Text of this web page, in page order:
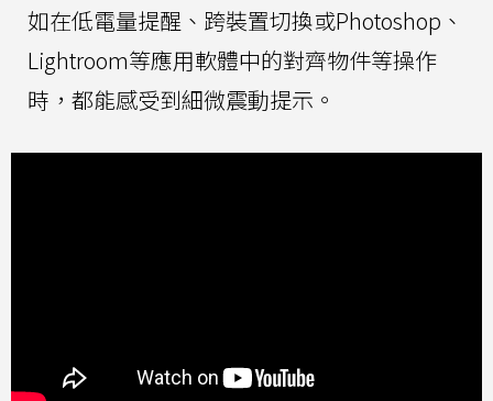
如在低電量提醒、跨裝置切換或Photoshop、
Lightroom等應用軟體中的對齊物件等操作
時，都能感受到細微震動提示。